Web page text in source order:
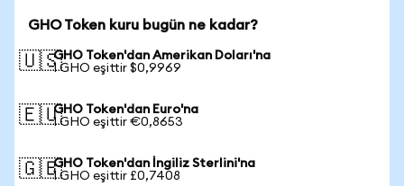
GHO Token kuru bugün ne kadar?
🇺🇸GHO Token'dan Amerikan Doları'na
1 GHO eşittir $0,9969
🇪🇺GHO Token'dan Euro'na
1 GHO eşittir €0,8653
🇬🇧GHO Token'dan İngiliz Sterlini'na
1 GHO eşittir £0,7408